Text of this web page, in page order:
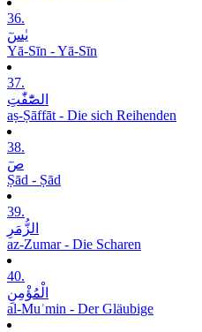
36.
یٰسٓ
Yā-Sīn - Yā-Sīn
37.
الصّٰٓفّٰتِ
aṣ-Ṣāffāt - Die sich Reihenden
38.
صٓ
Ṣād - Ṣād
39.
الزُّمَرِ
az-Zumar - Die Scharen
40.
الْمُؤْمِنِ
al-Muʾmin - Der Gläubige